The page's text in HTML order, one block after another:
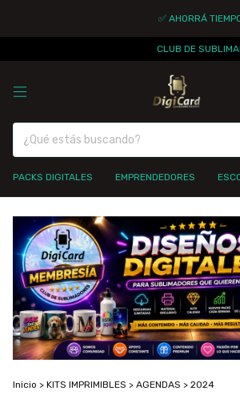
✅ AHORRÁ TIEMPO
CLUB DE
PACKS DIGITALES EMPRENDEDORES
Inicio > KITS IMPRIMIBLES > AGENDAS > 2024